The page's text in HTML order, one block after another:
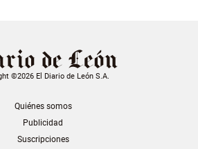
©2026 El Diario de León S.A.
Quiénes somos
Publicidad
Suscripciones